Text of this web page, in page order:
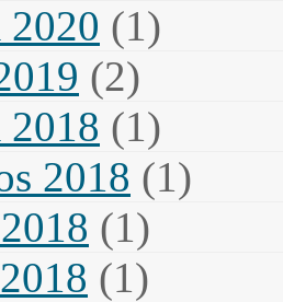
2020 (1)
(2)
2018 (1)
2018 (1)
(1)
(1)